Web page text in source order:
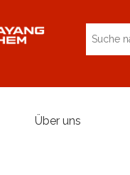
Über uns